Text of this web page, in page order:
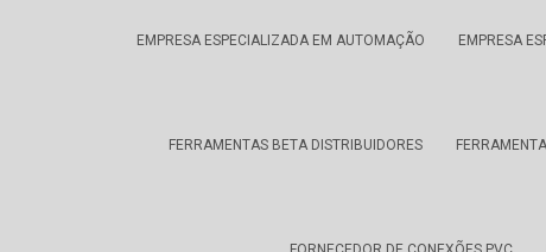
EMPRESA ESPECIALIZADA EM AUTOMAÇÃO EMPRESA
FERRAMENTAS BETA DISTRIBUIDORES